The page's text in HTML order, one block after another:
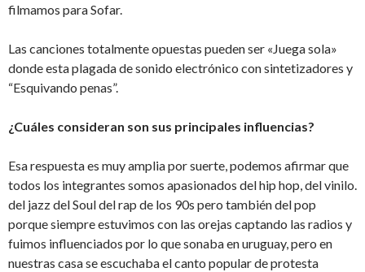
filmamos para Sofar.
Las canciones totalmente opuestas pueden ser «Juega sola»
donde esta plagada de sonido electrónico con sintetizadores y
“Esquivando penas”.
¿Cuáles consideran son sus principales influencias?
Esa respuesta es muy amplia por suerte, podemos afirmar que
todos los integrantes somos apasionados del hip hop, del vinilo.
del jazz del Soul del rap de los 90s pero también del pop
porque siempre estuvimos con las orejas captando las radios y
fuimos influenciados por lo que sonaba en uruguay, pero en
nuestras casa se escuchaba el canto popular de protesta